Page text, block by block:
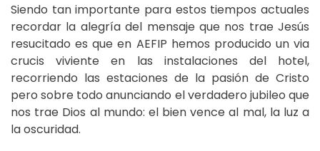
Siendo tan importante para estos tiempos actuales
recordar la alegría del mensaje que nos trae Jesús
resucitado es que en AEFIP hemos producido un via
crucis viviente en las instalaciones del hotel,
recorriendo las estaciones de la pasión de Cristo
pero sobre todo anunciando el verdadero jubileo que
nos trae Dios al mundo: el bien vence al mal, la luz a
la oscuridad.